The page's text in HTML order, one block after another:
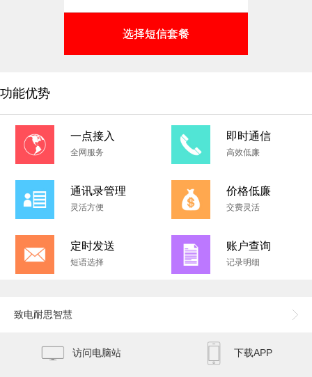
选择短信套餐
功能优势
一点接入
全网服务
即时通信
高效低廉
通讯录管理
灵活方便
价格低廉
交费灵活
定时发送
短语选择
账户查询
记录明细
致电耐思智慧
访问电脑站 下载APP